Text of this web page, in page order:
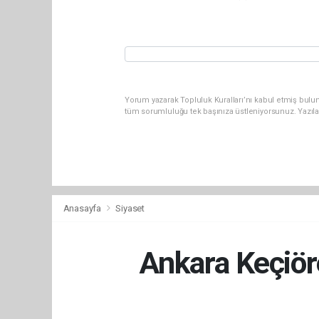
Yorum yazarak Topluluk Kuralları’nı kabul etmiş
tüm sorumluluğu tek başınıza üstleniyorsunuz.
Anasayfa Siyaset
Ankara